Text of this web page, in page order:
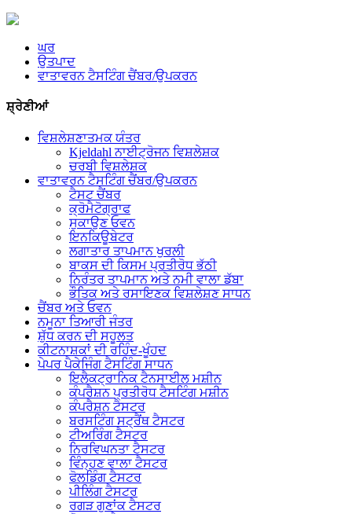
ਘਰ
ਉਤਪਾਦ
ਵਾਤਾਵਰਨ ਟੈਸਟਿੰਗ ਚੈਂਬਰ/ਉਪਕਰਨ
ਸ਼੍ਰੇਣੀਆਂ
ਵਿਸ਼ਲੇਸ਼ਣਾਤਮਕ ਯੰਤਰ
Kjeldahl ਨਾਈਟ੍ਰੋਜਨ ਵਿਸ਼ਲੇਸ਼ਕ
ਚਰਬੀ ਵਿਸ਼ਲੇਸ਼ਕ
ਵਾਤਾਵਰਨ ਟੈਸਟਿੰਗ ਚੈਂਬਰ/ਉਪਕਰਨ
ਟੈਸਟ ਚੈਂਬਰ
ਕ੍ਰੋਮੈਟੋਗ੍ਰਾਫ
ਸੁਕਾਉਣ ਓਵਨ
ਇਨਕਿਊਬੇਟਰ
ਲਗਾਤਾਰ ਤਾਪਮਾਨ ਖੁਰਲੀ
ਬਾਕਸ ਦੀ ਕਿਸਮ ਪ੍ਰਤੀਰੋਧ ਭੱਠੀ
ਨਿਰੰਤਰ ਤਾਪਮਾਨ ਅਤੇ ਨਮੀ ਵਾਲਾ ਡੱਬਾ
ਭੌਤਿਕ ਅਤੇ ਰਸਾਇਣਕ ਵਿਸ਼ਲੇਸ਼ਣ ਸਾਧਨ
ਚੈਂਬਰ ਅਤੇ ਓਵਨ
ਨਮੂਨਾ ਤਿਆਰੀ ਜੰਤਰ
ਸ਼ੁੱਧ ਕਰਨ ਦੀ ਸਹੂਲਤ
ਕੀਟਨਾਸ਼ਕਾਂ ਦੀ ਰਹਿੰਦ-ਖੂੰਹਦ
ਪੇਪਰ ਪੈਕੇਜਿੰਗ ਟੈਸਟਿੰਗ ਸਾਧਨ
ਇਲੈਕਟ੍ਰਾਨਿਕ ਟੈਨਸਾਈਲ ਮਸ਼ੀਨ
ਕੰਪਰੈਸ਼ਨ ਪ੍ਰਤੀਰੋਧ ਟੈਸਟਿੰਗ ਮਸ਼ੀਨ
ਕੰਪਰੈਸ਼ਨ ਟੈਸਟਰ
ਬਰਸਟਿੰਗ ਸਟ੍ਰੈਂਥ ਟੈਸਟਰ
ਟੀਅਰਿੰਗ ਟੈਸਟਰ
ਨਿਰਵਿਘਨਤਾ ਟੈਸਟਰ
ਵਿੰਨ੍ਹਣ ਵਾਲਾ ਟੈਸਟਰ
ਫੋਲਡਿੰਗ ਟੈਸਟਰ
ਪੀਲਿੰਗ ਟੈਸਟਰ
ਰਗੜ ਗੁਣਾਂਕ ਟੈਸਟਰ